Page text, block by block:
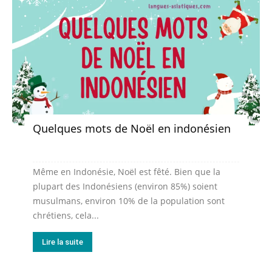
Quelques mots de Noël en indonésien
Même en Indonésie, Noël est fêté. Bien que la
plupart des Indonésiens (environ 85%) soient
musulmans, environ 10% de la population sont
chrétiens, cela...
Lire la suite